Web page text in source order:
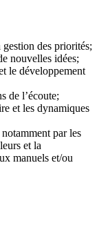
des priorités;
nouvelles idées;
le développement
de l’écoute;
et les dynamiques
par les
et la
manuels et/ou